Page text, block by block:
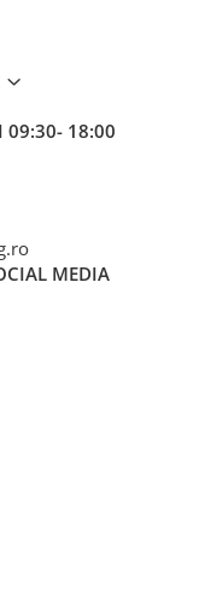
09:30- 18:00
MEDIA